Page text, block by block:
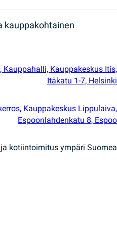
kauppakohtainen
Kauppahalli, Kauppakeskus Itis,
Itäkatu 1-7, Helsinki
Kauppakeskus Lippulaiva,
Espoonlahdenkatu 8, Espoo
kotiintoimitus ympäri Suomea